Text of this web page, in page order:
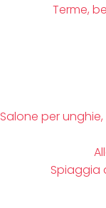
Terme,
Salone per
Spiaggia